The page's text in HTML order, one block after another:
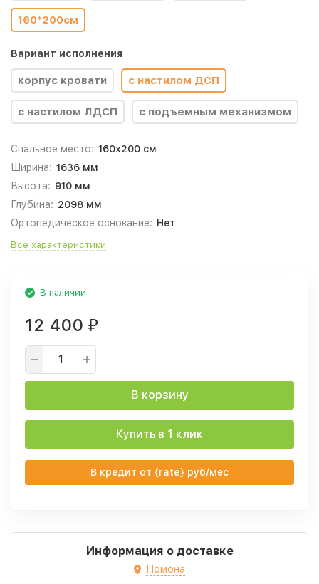
160*200см
Вариант исполнения
корпус кровати с настилом ДСП
с настилом ЛДСП с подъемным механизмом
Спальное место: 160x200 см
Ширина: 1636 мм
Высота: 910 мм
Глубина: 2098 мм
Ортопедическое основание: Нет
Все характеристики
В наличии
12 400 ₽
В корзину
Купить в 1 клик
В кредит от {rate} руб/мес
Информация о доставке
Помона